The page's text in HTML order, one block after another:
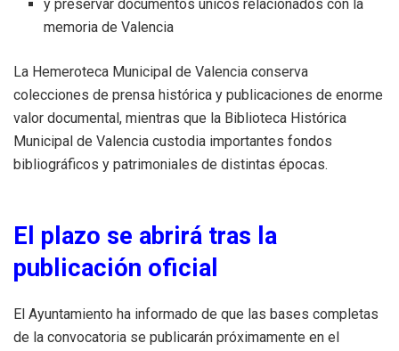
y preservar documentos únicos relacionados con la
memoria de Valencia
La Hemeroteca Municipal de Valencia conserva
colecciones de prensa histórica y publicaciones de enorme
valor documental, mientras que la Biblioteca Histórica
Municipal de Valencia custodia importantes fondos
bibliográficos y patrimoniales de distintas épocas.
El plazo se abrirá tras la
publicación oficial
El Ayuntamiento ha informado de que las bases completas
de la convocatoria se publicarán próximamente en el